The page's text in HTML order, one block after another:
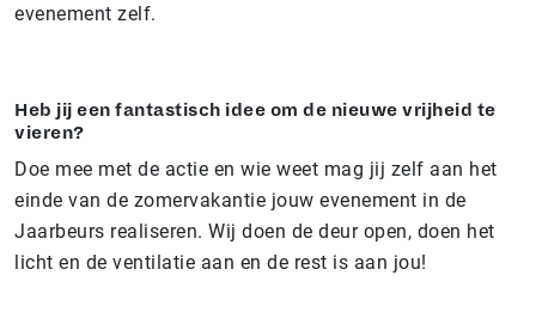
evenement zelf.
Heb jij een fantastisch idee om de nieuwe vrijheid te
vieren?
Doe mee met de actie en wie weet mag jij zelf aan het
einde van de zomervakantie jouw evenement in de
Jaarbeurs realiseren. Wij doen de deur open, doen het
licht en de ventilatie aan en de rest is aan jou!